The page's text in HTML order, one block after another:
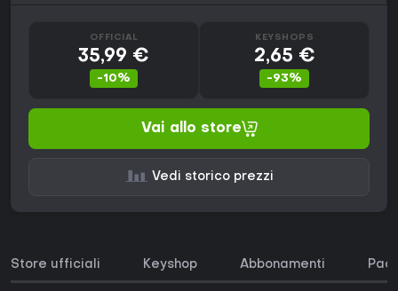
OFFICIAL
35,99 €
-10%
KEYSHOPS
2,65 €
-93%
Vai allo store
Vedi storico prezzi
Store ufficiali Keyshop Abbonamenti